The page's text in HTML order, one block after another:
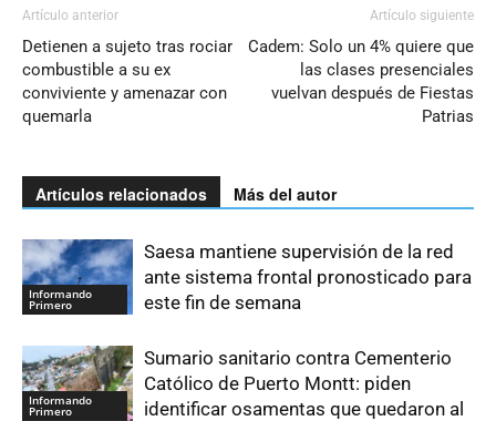
Artículo anterior
Detienen a sujeto tras rociar
combustible a su ex
conviviente y amenazar con
quemarla
Artículo siguiente
Cadem: Solo un 4% quiere que
las clases presenciales
vuelvan después de Fiestas
Patrias
Artículos relacionados Más del autor
Informando
Primero
Saesa mantiene supervisión de la red
ante sistema frontal pronosticado para
este fin de semana
Informando
Primero
Sumario sanitario contra Cementerio
Católico de Puerto Montt: piden
identificar osamentas que quedaron al